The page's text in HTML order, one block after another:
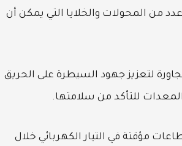
من المحولات والخلايا التي يمكن أن
لتعزيز جهود السيطرة على الحريق
للتأكد من سلامتها.
مؤقتة في التيار الكهربائي خلال